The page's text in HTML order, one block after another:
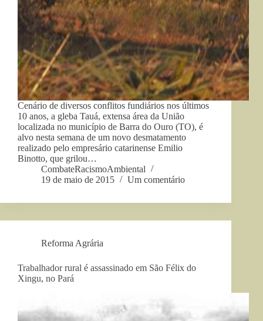
Cenário de diversos conflitos fundiários nos últimos
10 anos, a gleba Tauá, extensa área da União
localizada no município de Barra do Ouro (TO), é
alvo nesta semana de um novo desmatamento
realizado pelo empresário catarinense Emilio
Binotto, que grilou…
CombateRacismoAmbiental
19 de maio de 2015
Um comentário
Reforma Agrária
Trabalhador rural é assassinado em São Félix do
Xingu, no Pará